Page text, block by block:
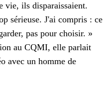
vie, ils disparaissaient.
sérieuse. J'ai compris : ce
pas pour choisir. »
au CQMI, elle parlait
avec un homme de